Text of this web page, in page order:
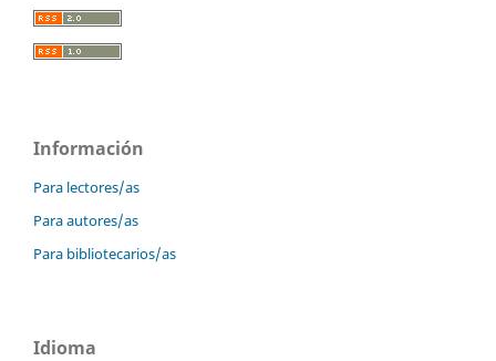
Información
Para lectores/as
Para autores/as
Para bibliotecarios/as
Idioma